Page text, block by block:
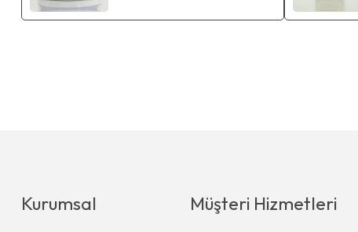
Kurumsal Müşteri Hizmetleri